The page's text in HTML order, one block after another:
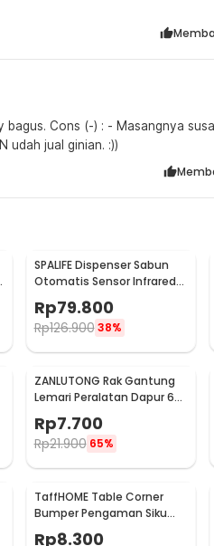
loh JN udah jual ginian. :))
SPALIFE Dispenser Sabun
Otomatis Sensor Infrared
Stainless Steel 250ml -
AD-03
Rp79.800
Rp126.900 38%
ZANLUTONG Rak Gantung
Lemari Peralatan Dapur 6
Rp7.700
Rp21.900 65%
TaffHOME Table Corner
Bumper Pengaman Siku
Sudut Meja Silicone 10 PCS
Rp8.300